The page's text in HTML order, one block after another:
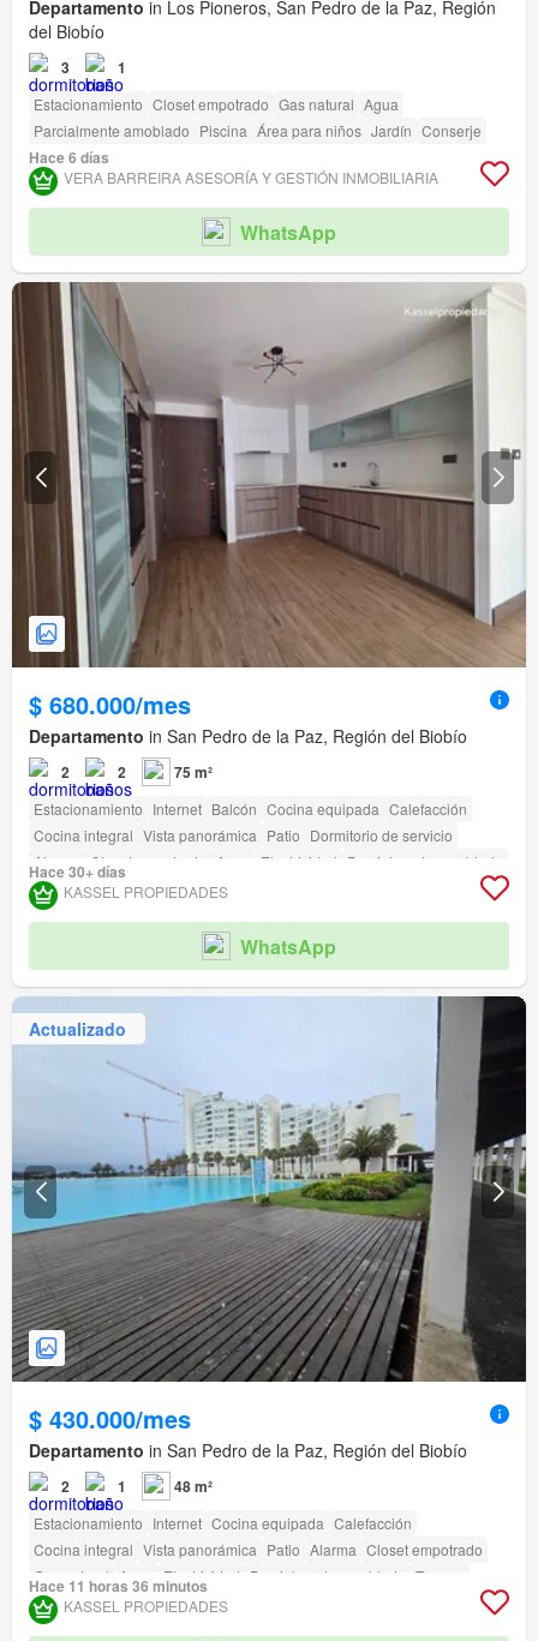
Departamento in Los Pioneros, San Pedro de la Paz, Región
del Biobío
3 1
Estacionamiento Closet empotrado Gas natural Agua
Parcialmente amoblado Piscina Área para niños Jardín Conserje
Hace 6 días
VERA BARREIRA ASESORÍA Y GESTIÓN INMOBILIARIA
WhatsApp
$ 680.000/mes
Departamento in San Pedro de la Paz, Región del Biobío
2 2 75 m²
Estacionamiento Internet Balcón Cocina equipada Calefacción
Cocina integral Vista panorámica Patio Dormitorio de servicio
Alarma
Closet empotrado Agua Electricidad Parcialmente amoblado
Terraza amenity_wi_fi Seguridad
Área para niños
Ascensor
Acceso para personas con discapacidad
Hace 30+ días
KASSEL PROPIEDADES
WhatsApp
Actualizado
$ 430.000/mes
Departamento in San Pedro de la Paz, Región del Biobío
2 1 48 m²
Estacionamiento Internet Cocina equipada Calefacción
Cocina integral Vista panorámica Patio Alarma Closet empotrado
Gas natural
Agua Electricidad Parcialmente amoblado
Terraza
amenity_wi_fi
Seguridad Gimnasio
Ascensor
Hace 11 horas 36 minutos
KASSEL PROPIEDADES